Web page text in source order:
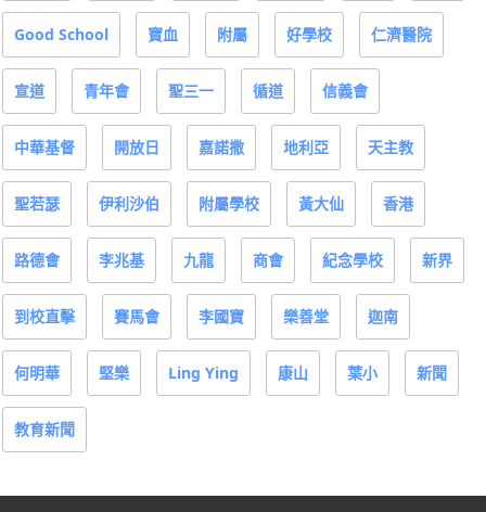
Good School 寶血 附屬 好學校 仁濟醫院
宣道 青年會 聖三一 循道 信義會
中華基督 開放日 嘉諾撒 地利亞 天主教
聖若瑟 伊利沙伯 附屬學校 黃大仙 香港
路德會 李兆基 九龍 商會 紀念學校 新界
到校直擊 賽馬會 李國寶 樂善堂 迦南
何明華 堅樂 Ling Ying 康山 葉小 新聞
教育新聞